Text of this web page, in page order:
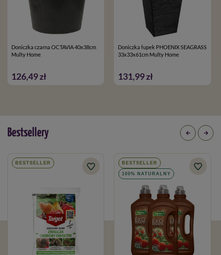
Doniczka czarna OCTAVIA 40x38cm
Multy Home
126,49 zł
Doniczka łupek PHOENIX SEAGRASS
33x33x61cm Multy Home
131,99 zł
Bestsellery
BESTSELLER BESTSELLER
100% NATURALNY